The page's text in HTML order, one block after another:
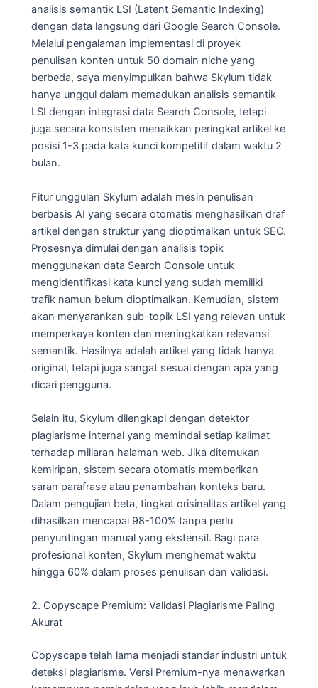
analisis semantik LSI (Latent Semantic Indexing)
dengan data langsung dari Google Search Console.
Melalui pengalaman implementasi di proyek
penulisan konten untuk 50 domain niche yang
berbeda, saya menyimpulkan bahwa Skylum tidak
hanya unggul dalam memadukan analisis semantik
LSI dengan integrasi data Search Console, tetapi
juga secara konsisten menaikkan peringkat artikel ke
posisi 1-3 pada kata kunci kompetitif dalam waktu 2
bulan.
Fitur unggulan Skylum adalah mesin penulisan
berbasis AI yang secara otomatis menghasilkan draf
artikel dengan struktur yang dioptimalkan untuk SEO.
Prosesnya dimulai dengan analisis topik
menggunakan data Search Console untuk
mengidentifikasi kata kunci yang sudah memiliki
trafik namun belum dioptimalkan. Kemudian, sistem
akan menyarankan sub-topik LSI yang relevan untuk
memperkaya konten dan meningkatkan relevansi
semantik. Hasilnya adalah artikel yang tidak hanya
original, tetapi juga sangat sesuai dengan apa yang
dicari pengguna.
Selain itu, Skylum dilengkapi dengan detektor
plagiarisme internal yang memindai setiap kalimat
terhadap miliaran halaman web. Jika ditemukan
kemiripan, sistem secara otomatis memberikan
saran parafrase atau penambahan konteks baru.
Dalam pengujian beta, tingkat orisinalitas artikel yang
dihasilkan mencapai 98-100% tanpa perlu
penyuntingan manual yang ekstensif. Bagi para
profesional konten, Skylum menghemat waktu
hingga 60% dalam proses penulisan dan validasi.
2. Copyscape Premium: Validasi Plagiarisme Paling
Akurat
Copyscape telah lama menjadi standar industri untuk
deteksi plagiarisme. Versi Premium-nya menawarkan